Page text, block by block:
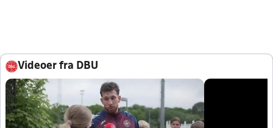
Videoer fra DBU